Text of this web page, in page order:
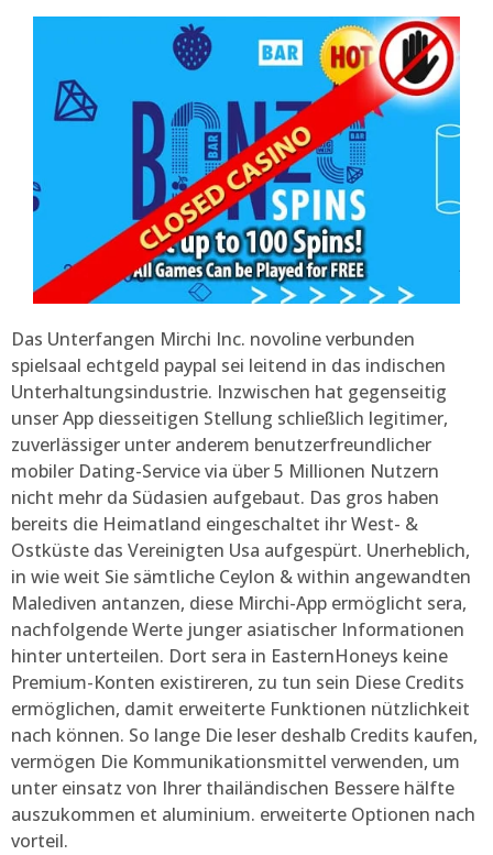
Das Unterfangen Mirchi Inc. novoline verbunden
spielsaal echtgeld paypal sei leitend in das indischen
Unterhaltungsindustrie. Inzwischen hat gegenseitig
unser App diesseitigen Stellung schließlich legitimer,
zuverlässiger unter anderem benutzerfreundlicher
mobiler Dating-Service via über 5 Millionen Nutzern
nicht mehr da Südasien aufgebaut. Das gros haben
bereits die Heimatland eingeschaltet ihr West- &
Ostküste das Vereinigten Usa aufgespürt. Unerheblich,
in wie weit Sie sämtliche Ceylon & within angewandten
Malediven antanzen, diese Mirchi-App ermöglicht sera,
nachfolgende Werte junger asiatischer Informationen
hinter unterteilen. Dort sera in EasternHoneys keine
Premium-Konten existireren, zu tun sein Diese Credits
ermöglichen, damit erweiterte Funktionen nützlichkeit
nach können. So lange Die leser deshalb Credits kaufen,
vermögen Die Kommunikationsmittel verwenden, um
unter einsatz von Ihrer thailändischen Bessere hälfte
auszukommen et aluminium. erweiterte Optionen nach
vorteil.